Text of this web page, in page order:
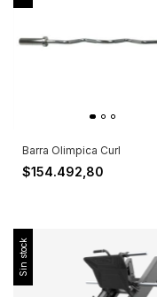
Barra Olimpica Curl
$154.492,80
Sin stock